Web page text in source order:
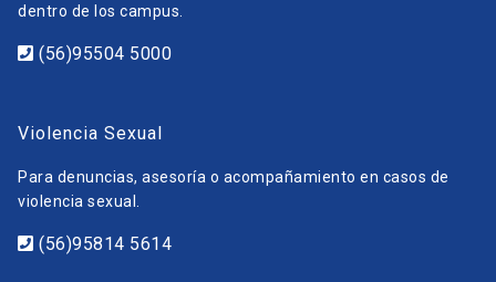
dentro de los campus.
(56)95504 5000
Violencia Sexual
Para denuncias, asesoría o acompañamiento en casos de
violencia sexual.
(56)95814 5614